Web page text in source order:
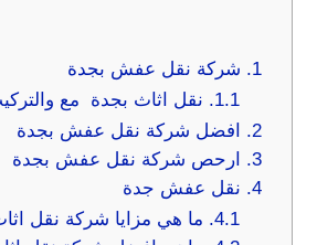
1.
شركة نقل عفش بجدة
1.1.
نقل اثاث بجدة مع
2.
افضل شركة نقل عفش بجدة
3.
ارحص شركة نقل عفش بجدة
4. نقل عفش جدة
4.1. ما هي مزايا شركة نقل